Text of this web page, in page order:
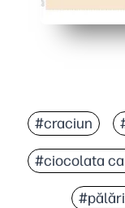
#craciun
#ciocolata